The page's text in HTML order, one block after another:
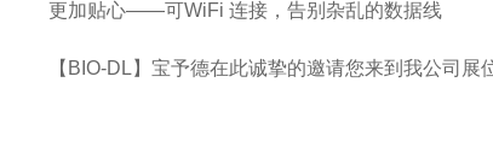
更加贴心——可WiFi 连接，告别杂乱的数据线
【BIO-DL】宝予德在此诚挚的邀请您来到我公司